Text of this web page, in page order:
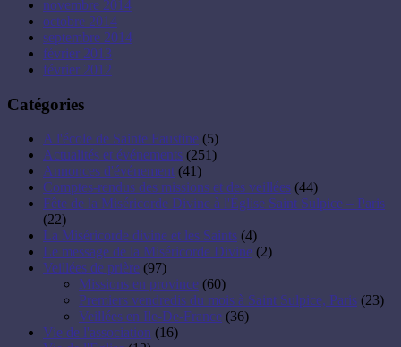
novembre 2014
octobre 2014
septembre 2014
février 2013
février 2012
Catégories
A l'école de Sainte Faustine (5)
Actualités et événements (251)
Annonces d'événement (41)
Comptes-rendus des missions et des veillées (44)
Fête de la Miséricorde Divine à l'Église Saint Sulpice – Paris
(22)
La Miséricorde divine et les Saints (4)
Le message de la Miséricorde Divine (2)
Veillées de prière (97)
Missions en province (60)
Premiers vendredis du mois à Saint Sulpice, Paris (23)
Veillées en Ile-De-France (36)
Vie de l'association (16)